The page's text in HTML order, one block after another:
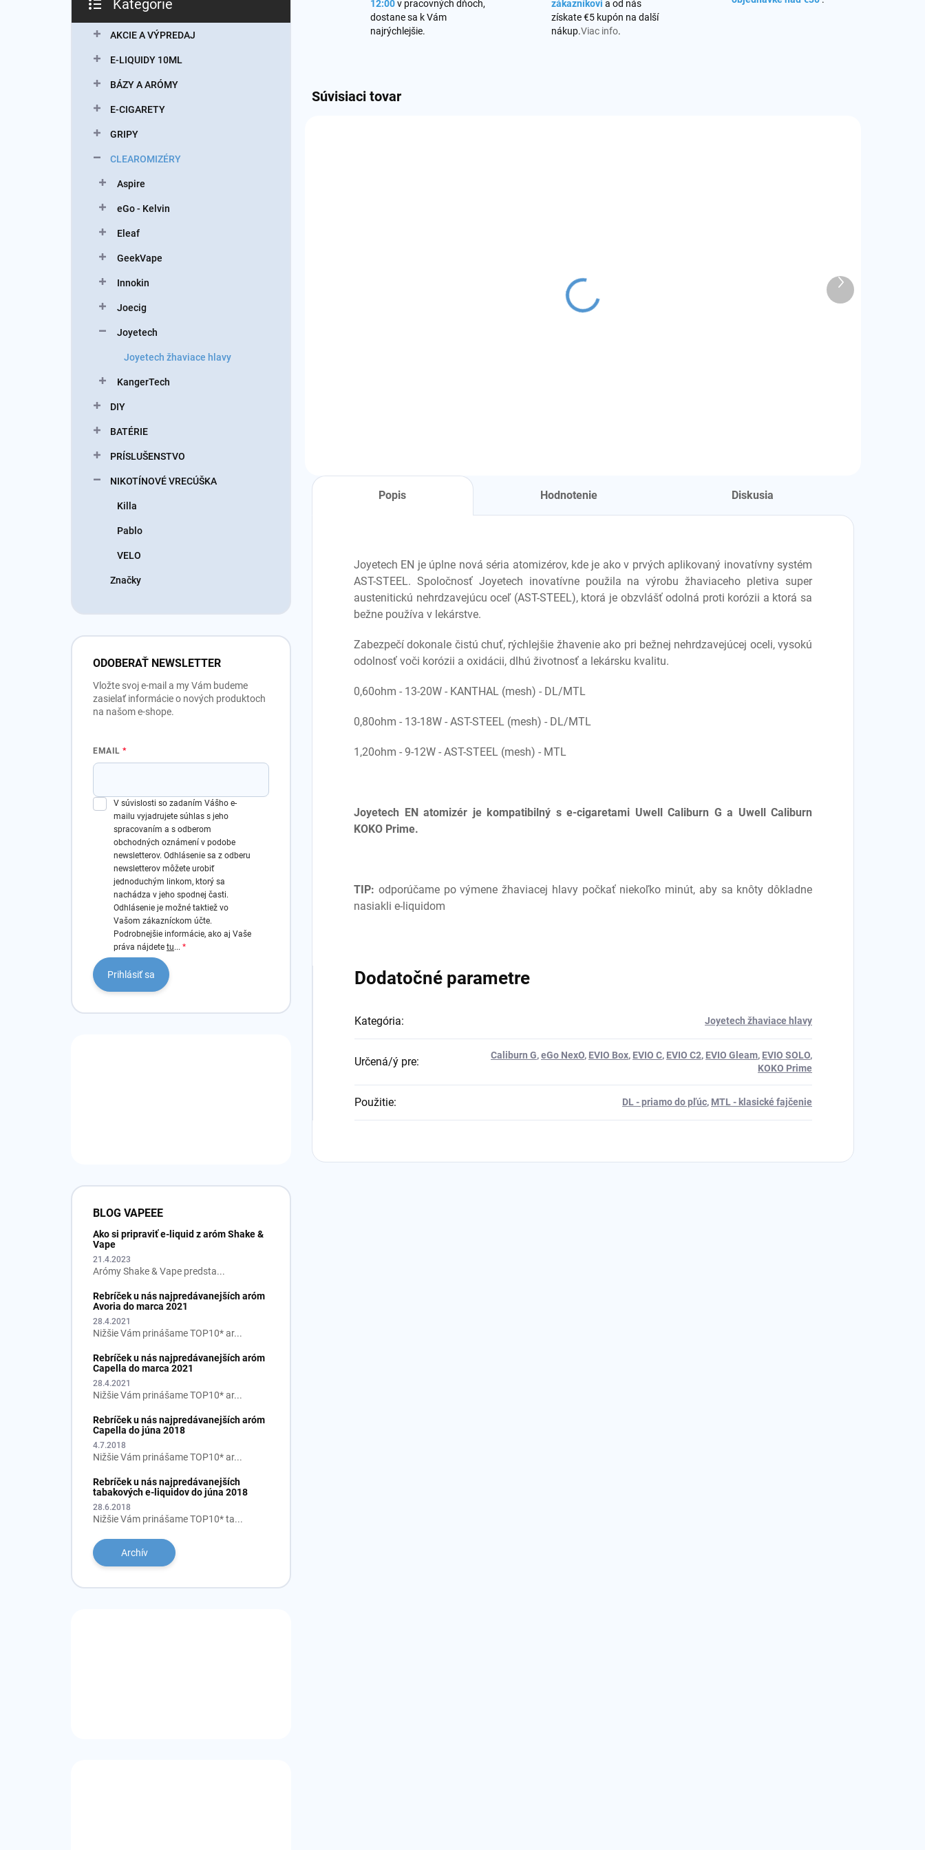
kategórie
Kategórie
AKCIE A VÝPREDAJ
E-LIQUIDY 10ML
BÁZY A ARÓMY
E-CIGARETY
GRIPY
CLEAROMIZÉRY
Aspire
eGo - Kelvin
Eleaf
GeekVape
Innokin
Joecig
Joyetech
Joyetech žhaviace hlavy
KangerTech
DIY
BATÉRIE
PRÍSLUŠENSTVO
NIKOTÍNOVÉ VRECÚŠKA
Killa
Pablo
VELO
Značky
ODOBERAŤ NEWSLETTER
Vložte svoj e-mail a my Vám budeme
zasielať informácie o nových produktoch
na našom e-shope.
EMAIL
V súvislosti so zadaním Vášho e-
mailu vyjadrujete súhlas s jeho
spracovaním a s odberom
obchodných oznámení v podobe
newsletterov. Odhlásenie sa z odberu
newsletterov môžete urobiť
jednoduchým linkom, ktorý sa
nachádza v jeho spodnej časti.
Odhlásenie je možné taktiež vo
Vašom zákazníckom účte.
Podrobnejšie informácie, ako aj Vaše
práva nájdete tu...
Prihlásiť sa
BLOG VAPEEE
Ako si pripraviť e-liquid z aróm Shake &
Vape
21.4.2023
Arómy Shake & Vape predsta...
Rebríček u nás najpredávanejších aróm
Avoria do marca 2021
28.4.2021
Nižšie Vám prinášame TOP10* ar...
Rebríček u nás najpredávanejších aróm
Capella do marca 2021
28.4.2021
Nižšie Vám prinášame TOP10* ar...
Rebríček u nás najpredávanejších aróm
Capella do júna 2018
4.7.2018
Nižšie Vám prinášame TOP10* ar...
Rebríček u nás najpredávanejších
tabakových e-liquidov do júna 2018
28.6.2018
Nižšie Vám prinášame TOP10* ta...
Archív
12:00v pracovných dňoch,
dostane sa k Vám
najrýchlejšie.
zákazníkovi a od nás
získate €5 kupón na další
nákup.Viac info.
Súvisiaci tovar
Ďalší
produkt
Popis Hodnotenie Diskusia
Joyetech EN je úplne nová séria atomizérov, kde je ako v prvých aplikovaný inovatívny systém
AST-STEEL. Spoločnosť Joyetech inovatívne použila na výrobu žhaviaceho pletiva super
austenitickú nehrdzavejúcu oceľ (AST-STEEL), ktorá je obzvlášť odolná proti korózii a ktorá sa
bežne používa v lekárstve.
Zabezpečí dokonale čistú chuť, rýchlejšie žhavenie ako pri bežnej nehrdzavejúcej oceli, vysokú
odolnosť voči korózii a oxidácii, dlhú životnosť a lekársku kvalitu.
0,60ohm - 13-20W - KANTHAL (mesh) - DL/MTL
0,80ohm - 13-18W - AST-STEEL (mesh) - DL/MTL
1,20ohm - 9-12W - AST-STEEL (mesh) - MTL
Joyetech EN atomizér je kompatibilný se-cigaretami Uwell Caliburn G a Uwell Caliburn
KOKO Prime.
TIP: odporúčame po výmene žhaviacej hlavy počkať niekoľko minút, aby sa knôty dôkladne
nasiakli e-liquidom
Dodatočné parametre
Kategória: Joyetech žhaviace hlavy
Určená/ý pre: Caliburn G,eGo NexO, EVIO Box, EVIO C, EVIO C2, EVIO Gleam, EVIO SOLO,
KOKO Prime
Použitie: DL - priamo do pľúc, MTL - klasické fajčenie